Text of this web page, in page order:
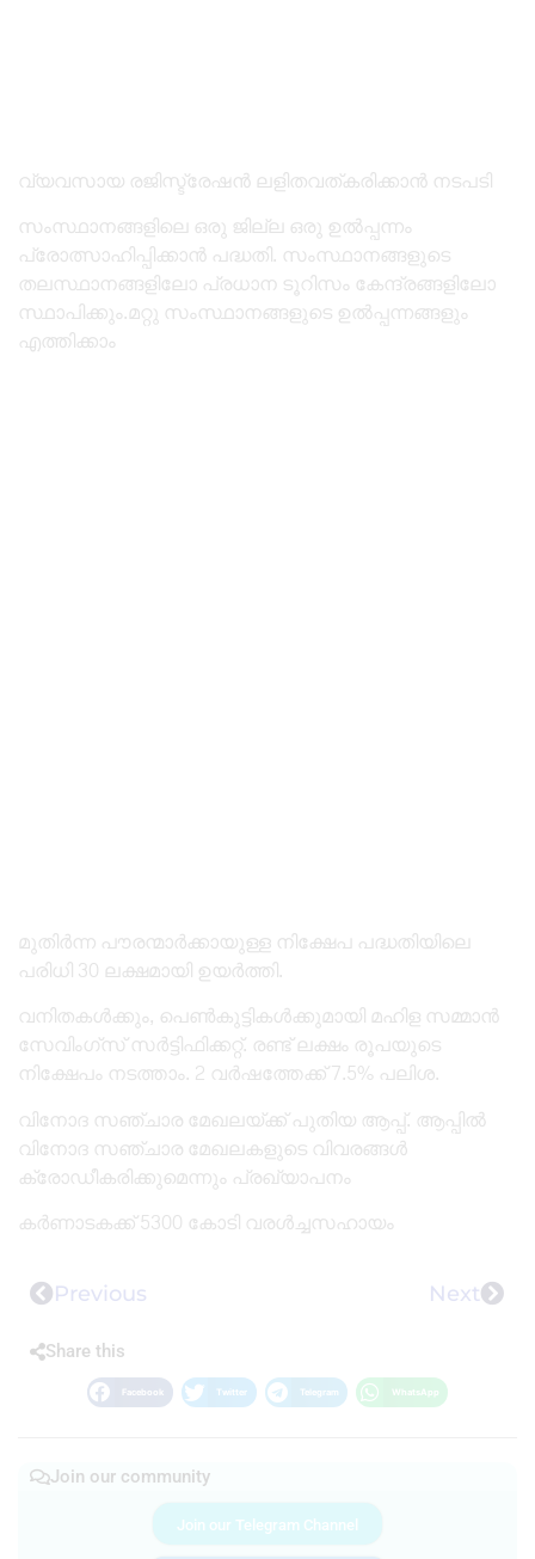
വ്യവസായ രജിസ്ട്രേഷൻ ലളിതവത്കരിക്കാൻ നടപടി
സംസ്ഥാനങ്ങളിലെ ഒരു ജില്ല ഒരു ഉൽപ്പന്നം
പ്രോത്സാഹിപ്പിക്കാൻ പദ്ധതി. സംസ്ഥാനങ്ങളുടെ
തലസ്ഥാനങ്ങളിലോ പ്രധാന ടൂറിസം കേന്ദ്രങ്ങളിലോ
സ്ഥാപിക്കും.മറ്റു സംസ്ഥാനങ്ങളുടെ ഉൽപ്പന്നങ്ങളും
എത്തിക്കാം
മുതിർന്ന പൗരന്മാർക്കായുള്ള നിക്ഷേപ പദ്ധതിയിലെ
പരിധി 30 ലക്ഷമായി ഉയർത്തി.
വനിതകൾക്കും, പെൺകുട്ടികൾക്കുമായി മഹിള സമ്മാൻ
സേവിംഗ്‌സ് സർട്ടിഫിക്കറ്റ്. രണ്ട് ലക്ഷം രൂപയുടെ
നിക്ഷേപം നടത്താം. 2 വർഷത്തേക്ക് 7.5% പലിശ.
വിനോദ സഞ്ചാര മേഖലയ്ക്ക് പുതിയ ആപ്പ്. ആപ്പിൽ
വിനോദ സഞ്ചാര മേഖലകളുടെ വിവരങ്ങൾ
ക്രോഡീകരിക്കുമെന്നും പ്രഖ്യാപനം
കർണാടകക്ക് 5300 കോടി വരൾച്ചസഹായം
Previous Next
Share this
Facebook Twitter Telegram WhatsApp
Join our community
Join our Telegram Channel